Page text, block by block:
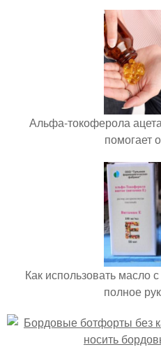
Альфа-токоферола
помогает
Как использовать масло
полное